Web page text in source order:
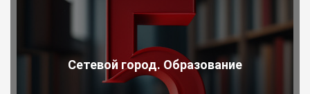
Сетевой город. Образование